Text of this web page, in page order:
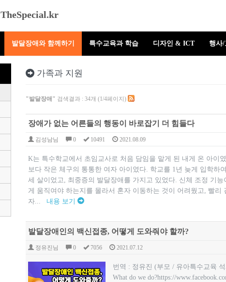
TheSpecial.kr
발달장애와 함께하기 특수교육과 학습 디자인 & ICT 행사/
가족과 지원
"발달장애" 검색결과 : 34개 (1/4페이지)
장애가 없는 어른들의 행동이 바로잡기 더 힘들다
김성남님 0 10491 2021.08.09
​K는 특수학교에서 초임교사로 처음 담임을 맡게 된 내게 온 아이
보다 작은 체구의 통통한 여자 아이였다. 학교를 1년 늦게 입학하
세 살이었고, 최중증의 발달장애를 가지고 있었다. 신체 조정 기
게 움직여야 하는지를 몰라서 혼자 이동하는 것이 어려웠고, 빨리
자... 내용 보기
발달장애인의 백신접종, 어떻게 도와줘야 할까?
정유진님 0 7056 2021.07.12
번역 : 정유진 (부모 / 유아특수교육 석
What do we do?https://